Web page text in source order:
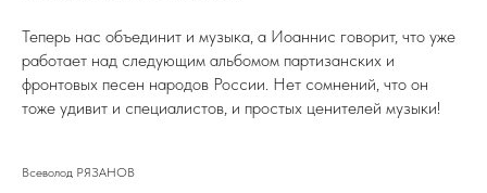
Теперь нас объединит и музыка, а Иоаннис говорит, что уже
работает над следующим альбомом партизанских и
фронтовых песен народов России. Нет сомнений, что он
тоже удивит и специалистов, и простых ценителей музыки!
Всеволод РЯЗАНОВ